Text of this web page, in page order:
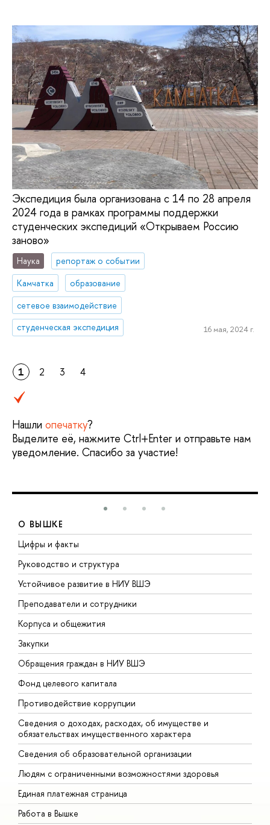
Экспедиция была организована с 14 по 28 апреля
2024 года в рамках программы поддержки
студенческих экспедиций «Открываем Россию
заново»
Наука
репортаж о событии
Камчатка
образование
сетевое взаимодействие
студенческая экспедиция
16 мая, 2024 г.
1 2 3 4
Нашли опечатку?
Выделите её, нажмите Ctrl+Enter и отправьте нам
уведомление. Спасибо за участие!
О ВЫШКЕ
Цифры и факты
Руководство и структура
Устойчивое развитие в НИУ ВШЭ
Преподаватели и сотрудники
Корпуса и общежития
Закупки
Обращения граждан в НИУ ВШЭ
Фонд целевого капитала
Противодействие коррупции
Сведения о доходах, расходах, об имуществе и
обязательствах имущественного характера
Сведения об образовательной организации
Людям с ограниченными возможностями здоровья
Единая платежная страница
Работа в Вышке